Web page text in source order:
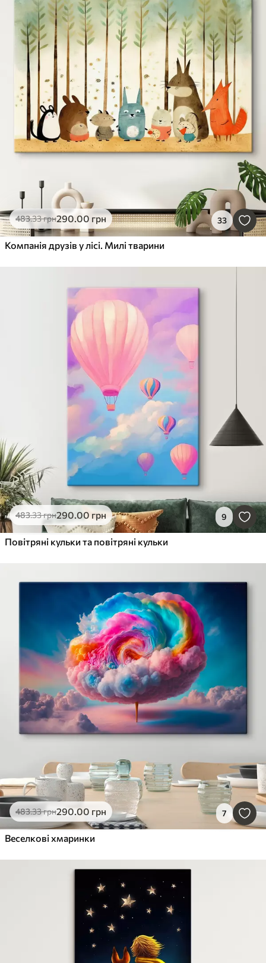
483.33грн290.00 грн 33
Компанія друзів у лісі. Милі тварини
483.33грн290.00 грн 9
Повітряні кульки та повітряні кульки
483.33грн290.00 грн 7
Веселкові хмаринки